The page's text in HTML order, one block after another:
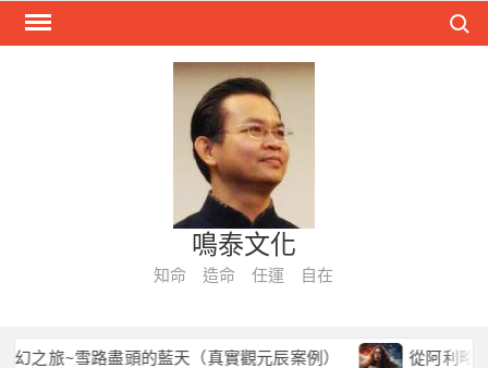
Skip
鳴泰文化
知命 造命 任運 自在
旅~雪路盡頭的藍天（真實觀元辰案例） 從阿利略星球